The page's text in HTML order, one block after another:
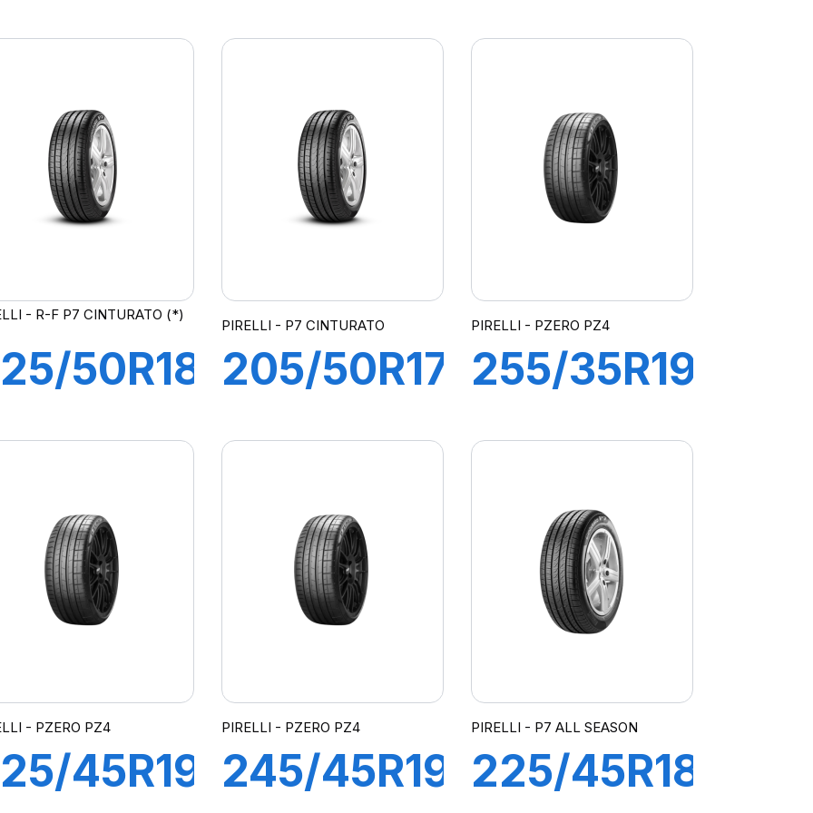
(*)
CINTURATO
(*)(MOE)
ZERO(*)
PZ4
- R-F P7 CINTURATO (*)
50R18
K1
PIRELLI - P7 CINTURATO
205/50R17
CINTURATO
PIRELLI - PZERO PZ4
255/35R19
PZ4
(MOE)
- PZERO PZ4
45R19
PIRELLI - PZERO PZ4
245/45R19
PIRELLI - P7 ALL SEASON
225/45R18